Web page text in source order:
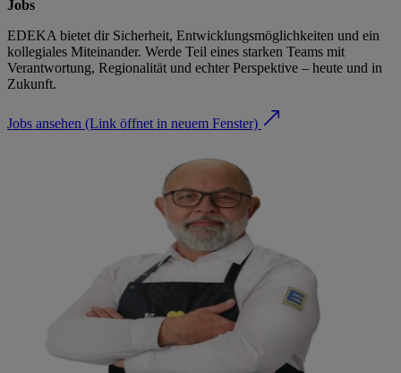
Jobs
EDEKA bietet dir Sicherheit, Entwicklungsmöglichkeiten und ein
kollegiales Miteinander. Werde Teil eines starken Teams mit
Verantwortung, Regionalität und echter Perspektive – heute und in
Zukunft.
Jobs ansehen (Link öffnet in neuem Fenster)